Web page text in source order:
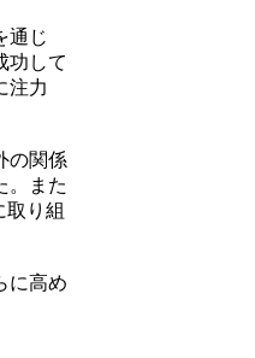
通じ
功して
注力
の関係
。また
取り組
に高め